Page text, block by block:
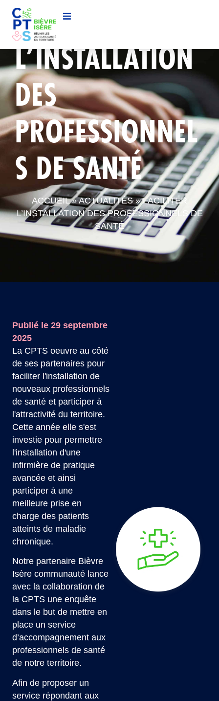
FACILITER
L’INSTALLATION
DES
PROFESSIONNEL
S DE SANTÉ
ACCUEIL»ACTUALITÉS»FACILITER
L’INSTALLATION DES PROFESSIONNELS DE
SANTÉ
Publié le 29 septembre
2025
La CPTS oeuvre au côté
de ses partenaires pour
faciliter l'installation de
nouveaux professionnels
de santé et participer à
l'attractivité du territoire.
Cette année elle s'est
investie pour permettre
l'installation d'une
infirmière de pratique
avancée et ainsi
participer à une
meilleure prise en
charge des patients
atteints de maladie
chronique.
Notre partenaire Bièvre
Isère communauté lance
avec la collaboration de
la CPTS une enquête
dans le but de mettre en
place un service
d’accompagnement aux
professionnels de santé
de notre territoire.
Afin de proposer un
service répondant aux